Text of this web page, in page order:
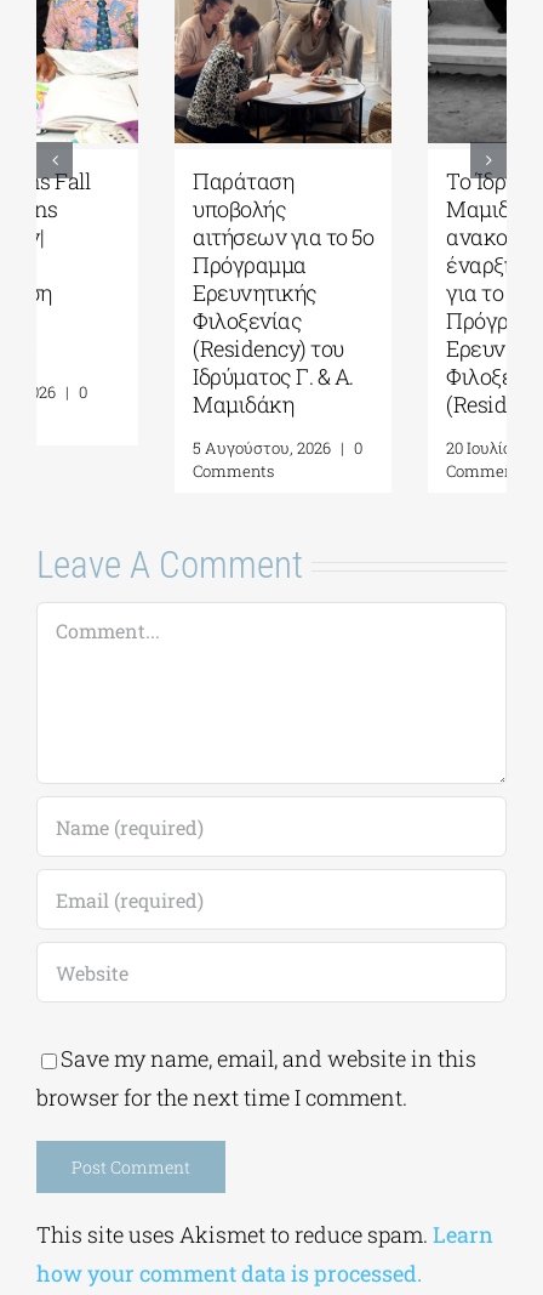
Παράταση
υποβολής
αιτήσεων για το 5ο
(Residency) του
Ιδρύματος Γ. & Α.
Μαμιδάκη
| 0
Το Ίδρυμα Γ. & Α.
ανακοινώνει την
έναρξη αιτήσεων
για το 5ο
Ερευνητικής
Φιλοξενίας
20 Ιουλίου, 2026
0
Leave A Comment
Comment
Save my name, email, and website in this
browser for the next time I comment.
Alternative:
This site uses Akismet to reduce spam. Learn